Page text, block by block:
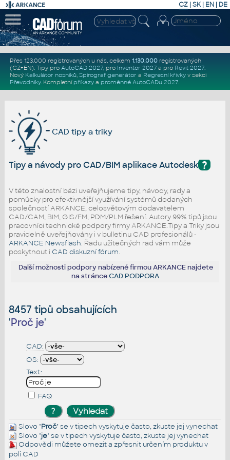
CZ | SK| EN | DE
Přes 123.000 registrovaných u nás, celkem 1.130.000registrovaných
(CZ+EN). Tipy pro AutoCAD 2027, pro Inventor 2027a pro Revit 2027.
Nový Kalkulátor nosníků, Spirograf generátor a Regresní křivkyv sekci
Převodníky. Kompletní příkazya proměnné AutoCADu 2027.
CAD tipy a triky
?
Tipy a návody pro CAD/BIM aplikace Autodesk
V této znalostní bázi uveřejňujeme tipy, návody, rady a
pomůcky pro efektivnější využívání systémů dodaných
společností ARKANCE, celosvětovým dodavatelem
CAD/CAM, BIM, GIS/FM, PDM/PLM řešení. Autory 99% tipů jsou
pracovníci technické podpory firmy ARKANCE.Tipy a Triky jsou
pravidelně uveřejňovány i v bulletinu CAD profesionálů -
ARKANCE Newsflash. Řadu užitečných rad vám může
poskytnout i CAD diskuzní fórum.
Další možnosti podpory nabízené firmou ARKANCE najdete
na stránceCAD PODPORA
8457 tipů obsahujících
'Proč je'
CAD:
OS:
Text:
FAQ
Slovo "Proč" se v tipech vyskytuje často, zkuste jej vynechat
Slovo "je" se v tipech vyskytuje často, zkuste jej vynechat
Odpovědi můžete omezit a zpřesnit určením produktu v
poli CAD